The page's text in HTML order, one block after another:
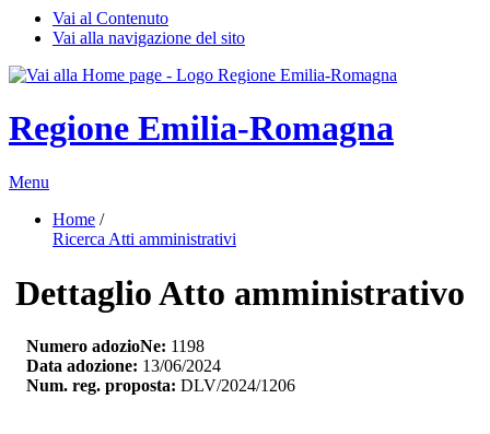
Vai al Contenuto
Vai alla navigazione del sito
Regione Emilia-Romagna
Menu
Home /
Ricerca Atti amministrativi
Dettaglio Atto amministrativo
Numero adozioNe: 1198
Data adozione: 13/06/2024
Num. reg. proposta: DLV/2024/1206